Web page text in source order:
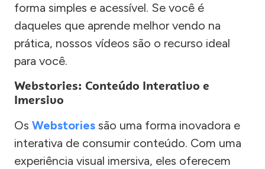
forma simples e acessível. Se você é
daqueles que aprende melhor vendo na
prática, nossos vídeos são o recurso ideal
para você.
Webstories: Conteúdo Interativo e
Imersivo
Os Webstories são uma forma inovadora e
interativa de consumir conteúdo. Com uma
experiência visual imersiva, eles oferecem